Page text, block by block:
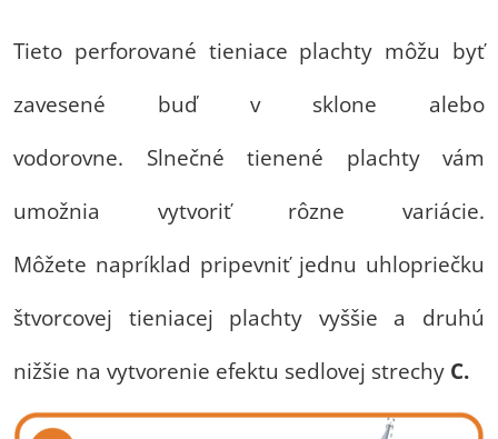
Tieto perforované tieniace plachty môžu byť
zavesené buď v sklone alebo
vodorovne. Slnečné tienené plachty vám
umožnia vytvoriť rôzne variácie.
Môžete napríklad pripevniť jednu uhlopriečku
štvorcovej tieniacej plachty vyššie a druhú
nižšie na vytvorenie efektu sedlovej strechy C.